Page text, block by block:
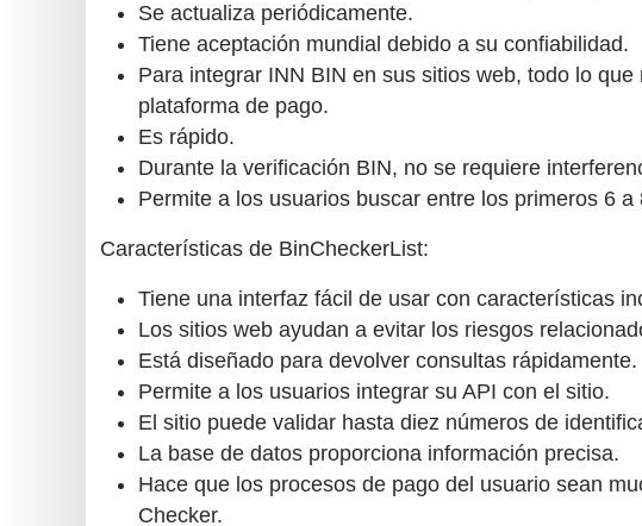
Se actualiza periódicamente.
Tiene aceptación mundial debido a su confiabilidad.
Para integrar INN BIN en sus sitios web, todo lo
plataforma de pago.
Es rápido.
Durante la verificación BIN, no se requiere
Permite a los usuarios buscar entre los primeros 6
Características de BinCheckerList:
Tiene una interfaz fácil de usar con características
Los sitios web ayudan a evitar los riesgos
Está diseñado para devolver consultas rápidamente.
Permite a los usuarios integrar su API con el sitio.
El sitio puede validar hasta diez números de
La base de datos proporciona información precisa.
Hace que los procesos de pago del usuario sean
Checker.